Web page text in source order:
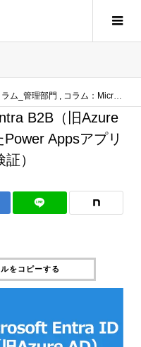
ラム_管理部門 コラム：Micrrosoft Azure
B2B（旧Azure
Appsアプリ
）
をコピーする